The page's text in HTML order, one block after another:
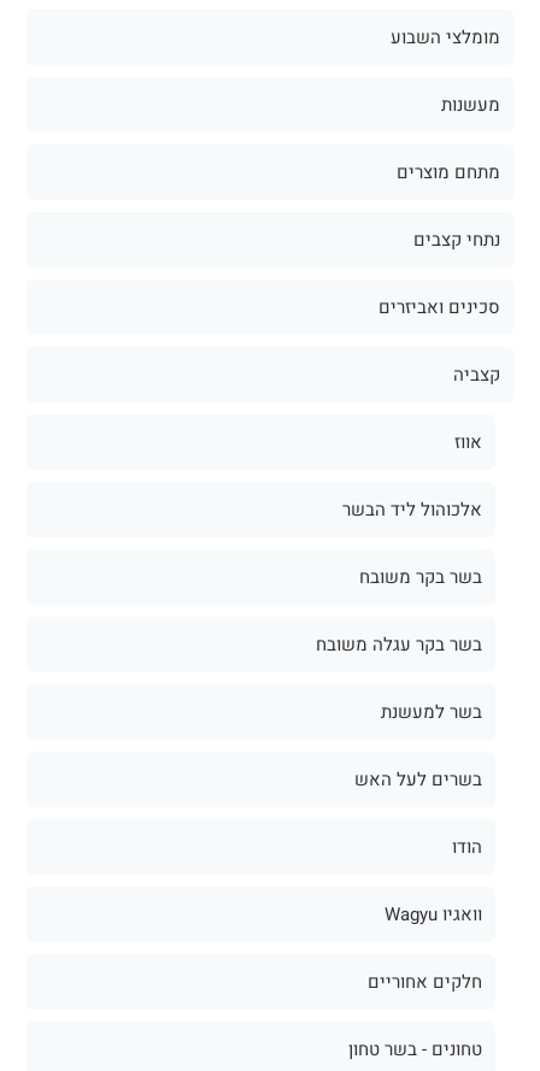
מומלצי השבוע
מעשנות
מתחם מוצרים
נתחי קצבים
סכינים ואביזרים
קצביה
אווז
אלכוהול ליד הבשר
בשר בקר משובח
בשר בקר עגלה משובח
בשר למעשנת
בשרים לעל האש
הודו
וואגיו Wagyu
חלקים אחוריים
טחונים - בשר טחון